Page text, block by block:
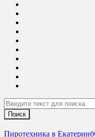
Search
Пиротехника в